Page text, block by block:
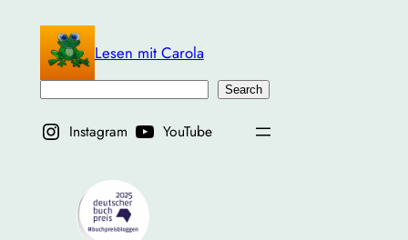
springen
Lesen mit Carola
Search
Instagram YouTube